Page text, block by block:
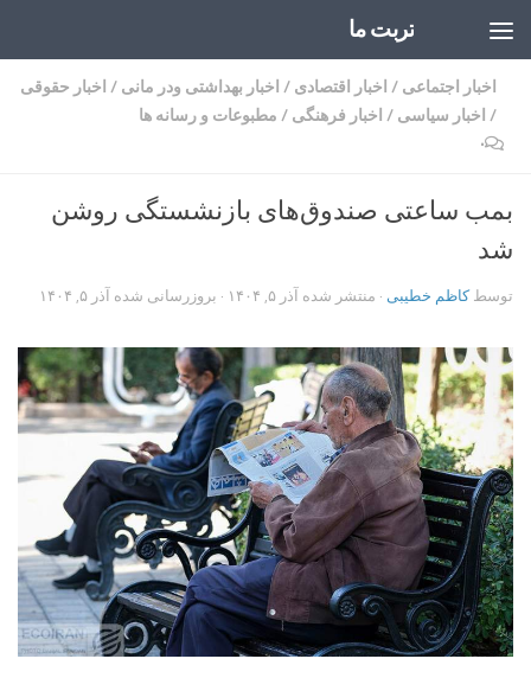
تربت ما
اخبار اجتماعی / اخبار اقتصادی / اخبار بهداشتی ودر مانی / اخبار حقوقی
/ اخبار سیاسی / اخبار فرهنگی / مطبوعات و رسانه ها
۰
بمب ساعتی صندوق‌های بازنشستگی روشن
شد
توسطکاظم خطیبی · منتشر شده آذر ۵, ۱۴۰۴ · بروزرسانی شده آذر ۵, ۱۴۰۴